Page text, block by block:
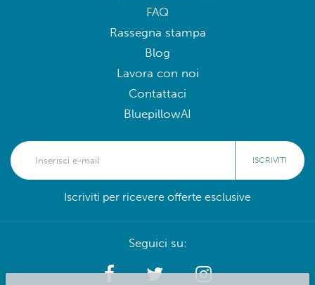
FAQ
Rassegna stampa
Blog
Lavora con noi
Contattaci
BluepillowAI
ISCRIVITI
Iscriviti per ricevere offerte esclusive
Seguici su: